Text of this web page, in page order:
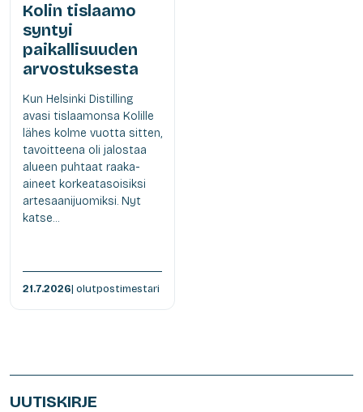
Kolin tislaamo
syntyi
paikallisuuden
arvostuksesta
Kun Helsinki Distilling
avasi tislaamonsa Kolille
lähes kolme vuotta sitten,
tavoitteena oli jalostaa
alueen puhtaat raaka-
aineet korkeatasoisiksi
artesaanijuomiksi. Nyt
katse...
21.7.2026| olutpostimestari
UUTISKIRJE